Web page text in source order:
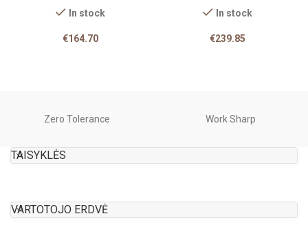
In stock
€164.70
In stock
€239.85
Zero Tolerance Work Sharp
TAISYKLĖS
VARTOTOJO ERDVĖ